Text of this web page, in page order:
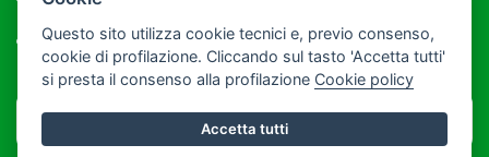
Contatti
Area Riservata
Questo sito utilizza cookie tecnici e, previo consenso,
cookie di profilazione. Cliccando sul tasto 'Accetta tutti'
si presta il consenso alla profilazione Cookie policy
Accetta tutti